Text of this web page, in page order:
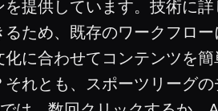
提供しています。技術に
ため、既存のワークフロ
に合わせてコンテンツを
れとも、スポーツリーグ